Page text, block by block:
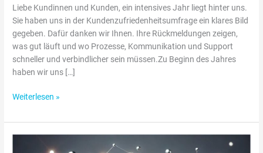
Liebe Kundinnen und Kunden, ein intensives Jahr liegt hinter uns.
Sie haben uns in der Kundenzufriedenheitsumfrage ein klares Bild
gegeben. Dafür danken wir Ihnen. Ihre Rückmeldungen zeigen,
was gut läuft und wo Prozesse, Kommunikation und Support
schneller und verbindlicher sein müssen.Zu Beginn des Jahres
haben wir uns […]
Weiterlesen »